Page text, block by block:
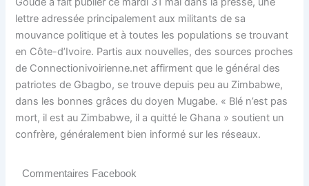
lettre adressée principalement aux militants de sa
mouvance politique et à toutes les populations se trouvant
en Côte-d’Ivoire. Partis aux nouvelles, des sources proches
de Connectionivoirienne.net affirment que le général des
patriotes de Gbagbo, se trouve depuis peu au Zimbabwe,
dans les bonnes grâces du doyen Mugabe. « Blé n’est pas
mort, il est au Zimbabwe, il a quitté le Ghana » soutient un
confrère, généralement bien informé sur les réseaux.
Commentaires Facebook